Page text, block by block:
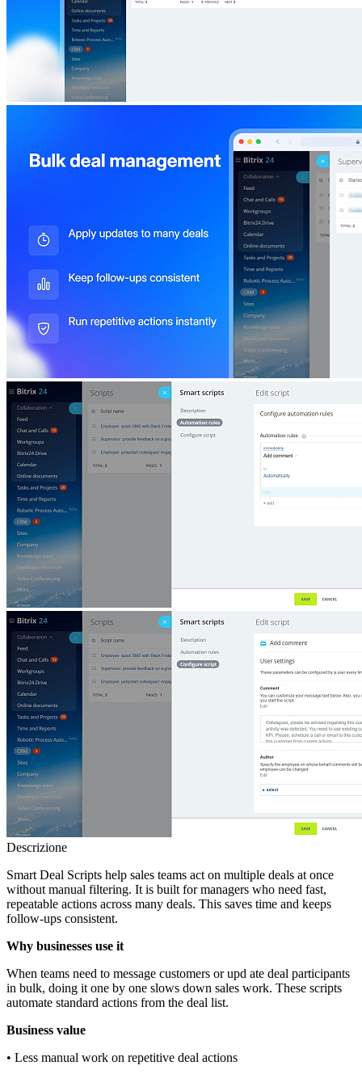
Descrizione
Smart Deal Scripts help sales teams act on multiple deals at once
without manual filtering. It is built for managers who need fast,
repeatable actions across many deals. This saves time and keeps
follow‑ups consistent.
Why businesses use it
When teams need to message customers or upd ate deal participants
in bulk, doing it one by one slows down sales work. These scripts
automate standard actions from the deal list.
Business value
• Less manual work on repetitive deal actions